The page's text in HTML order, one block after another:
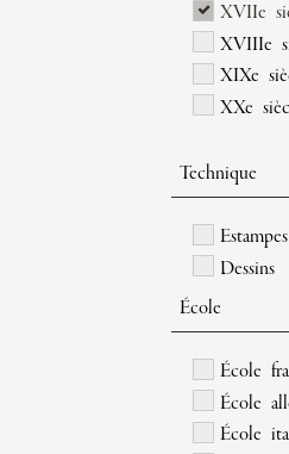
XVIIe
XVIIIe
XIXe
XXe
Technique
Estampes
Dessins
École
École
École
École